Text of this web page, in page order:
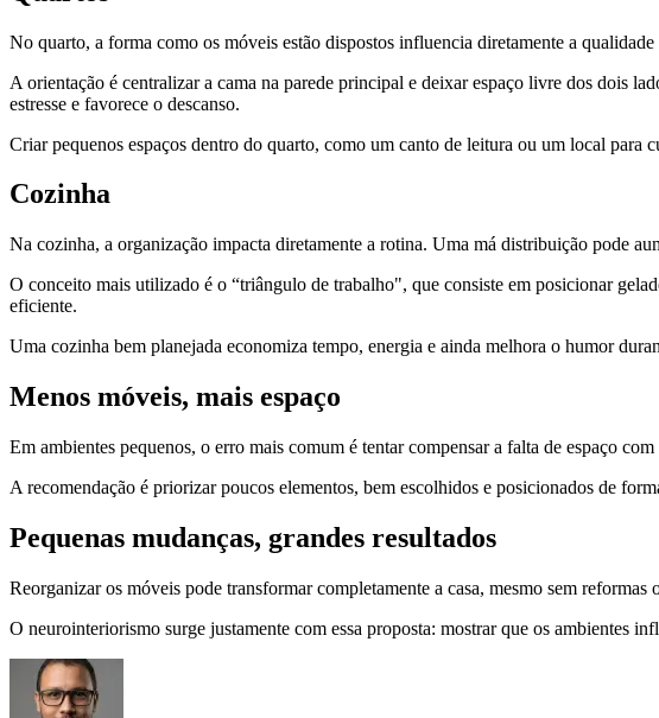
No quarto, a forma como os móveis estão dispostos influencia diretamente a
A orientação é centralizar a cama na parede principal e deixar espaço livre dos dois
estresse e favorece o descanso.
Criar pequenos espaços dentro do quarto, como um canto de leitura ou um local para
Cozinha
Na cozinha, a organização impacta diretamente a rotina. Uma má distribuição pode
O conceito mais utilizado é o “triângulo de trabalho", que consiste em posicionar
eficiente.
Uma cozinha bem planejada economiza tempo, energia e ainda melhora o humor
Menos móveis, mais espaço
Em ambientes pequenos, o erro mais comum é tentar compensar a falta de espaço
A recomendação é priorizar poucos elementos, bem escolhidos e posicionados de
Pequenas mudanças, grandes resultados
Reorganizar os móveis pode transformar completamente a casa, mesmo sem
O neurointeriorismo surge justamente com essa proposta: mostrar que os ambientes